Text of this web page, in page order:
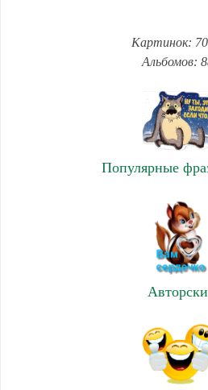
Картинок:
Альбомов:
Популярные